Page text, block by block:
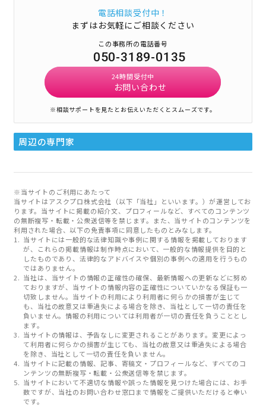
電話相談受付中！
まずはお気軽にご相談ください
この事務所の電話番号
050-3189-0135
24時間受付中
お問い合わせ
※相談サポートを見たとお伝えいただくとスムーズです。
周辺の専門家
※当サイトのご利用にあたって
当サイトはアスクプロ株式会社（以下「当社」といいます。）が運営してお
ります。当サイトに掲載の紹介文、プロフィールなど、すべてのコンテンツ
の無断複写・転載・公衆送信等を禁じます。また、当サイトのコンテンツを
利用された場合、以下の免責事項に同意したものとみなします。
当サイトには一般的な法律知識や事例に関する情報を掲載しております
が、これらの掲載情報は制作時点において、一般的な情報提供を目的と
したものであり、法律的なアドバイスや個別の事例への適用を行うもの
ではありません。
当社は、当サイトの情報の正確性の確保、最新情報への更新などに努め
ておりますが、当サイトの情報内容の正確性についていかなる保証も一
切致しません。当サイトの利用により利用者に何らかの損害が生じて
も、当社の故意又は重過失による場合を除き、当社として一切の責任を
負いません。情報の利用については利用者が一切の責任を負うこととし
ます。
当サイトの情報は、予告なしに変更されることがあります。変更によっ
て利用者に何らかの損害が生じても、当社の故意又は重過失による場合
を除き、当社として一切の責任を負いません。
当サイトに記載の情報、記事、寄稿文・プロフィールなど、すべてのコ
ンテンツの無断複写・転載・公衆送信等を禁じます。
当サイトにおいて不適切な情報や誤った情報を見つけた場合には、お手
数ですが、当社のお問い合わせ窓口まで情報をご提供いただけると幸い
です。